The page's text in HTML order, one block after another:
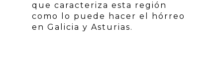
que caracteriza esta región
como lo puede hacer el hórreo
en Galicia y Asturias.